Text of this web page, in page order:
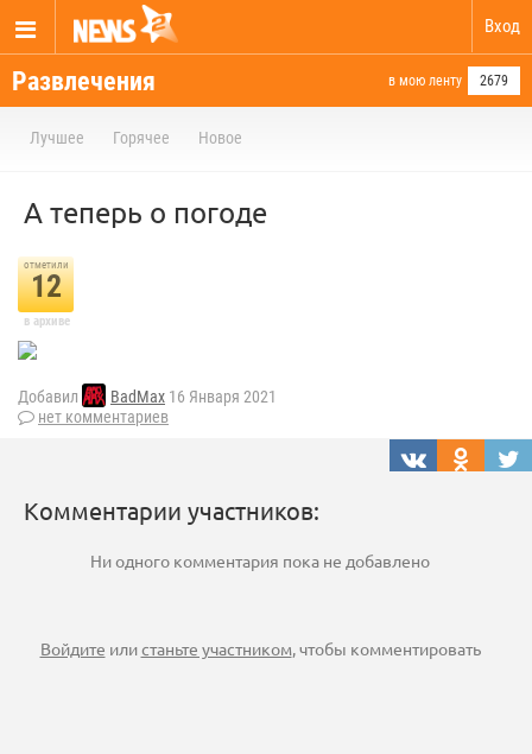
Вход
Развлечения в мою ленту 2679
Лучшее Горячее Новое
А теперь о погоде
отметили
12
в архиве
Добавил BadMax 16 Января 2021
нет комментариев
Комментарии участников:
Ни одного комментария пока не добавлено
Войдите илистаньте участником, чтобы комментировать